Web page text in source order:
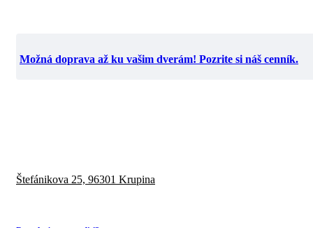
Možná doprava až ku vašim dverám! Pozrite si náš cenník.
Štefánikova 25, 96301 Krupina